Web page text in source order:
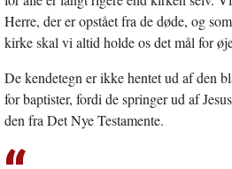
Herre, der er opstået fra de døde, og
kirke skal vi altid holde os det mål for
De kendetegn er ikke hentet ud af den
for baptister, fordi de springer ud af
den fra Det Nye Testamente.